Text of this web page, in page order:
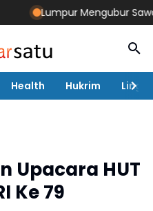
Lumpur Mengubur Sawah
Health Hukrim
Upacara HUT
Ke 79